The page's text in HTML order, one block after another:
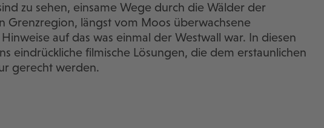
zu sehen, einsame Wege durch die Wälder der
Grenzregion, längst vom Moos überwachsene
auf das was einmal der Westwall war. In diesen
eindrückliche filmische Lösungen, die dem erstaunlichen
gerecht werden.